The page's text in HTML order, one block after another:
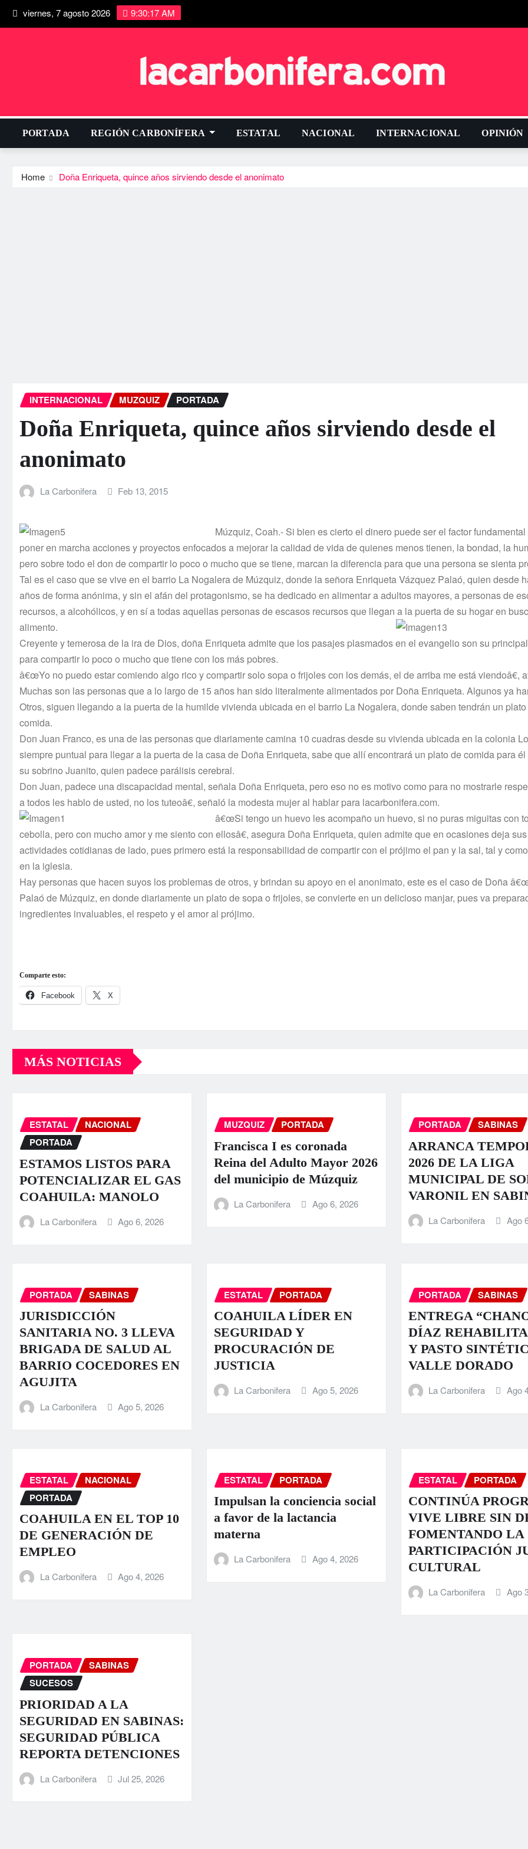
viernes, 7 agosto 2026 9:30:18 AM
PORTADA REGIÓN CARBONÍFERA ESTATAL NACIONAL INTERNACIONAL OPINIÓN
Home Doña Enriqueta, quince años sirviendo desde el anonimato
INTERNACIONAL MUZQUIZ PORTADA
Doña Enriqueta, quince años sirviendo desde el
anonimato
La Carbonifera Feb 13, 2015
Múzquiz, Coah.- Si bien es cierto el dinero puede ser el factor
poner en marcha acciones y proyectos enfocados a mejorar la calidad de vida de quienes menos tienen, la bondad, la
pero sobre todo el don de compartir lo poco o mucho que se tiene, marcan la diferencia para que una persona se sienta
Tal es el caso que se vive en el barrio La Nogalera de Múzquiz, donde la señora Enriqueta Vázquez Palaó, quien desde
años de forma anónima, y sin el afán del protagonismo, se ha dedicado en alimentar a adultos mayores, a personas de
recursos, a alcohólicos, y en sí­ a todas aquellas personas de escasos recursos que llegan a la puerta de su hogar en
alimento.
Creyente y temerosa de la ira de Dios, doña Enriqueta admite que los pasajes plasmados en el evangelio son su
para compartir lo poco o mucho que tiene con los más pobres.
â€œYo no puedo estar comiendo algo rico y compartir solo sopa o frijoles con los demás, el de arriba me está viendoâ€,
Muchas son las personas que a lo largo de 15 años han sido literalmente alimentados por Doña Enriqueta. Algunos ya
Otros, siguen llegando a la puerta de la humilde vivienda ubicada en el barrio La Nogalera, donde saben tendrán un
comida.
Don Juan Franco, es una de las personas que diariamente camina 10 cuadras desde su vivienda ubicada en la colonia
siempre puntual para llegar a la puerta de la casa de Doña Enriqueta, sabe que allí­ encontrará un plato de comida para
su sobrino Juanito, quien padece parálisis cerebral.
Don Juan, padece una discapacidad mental, señala Doña Enriqueta, pero eso no es motivo como para no mostrarle
a todos les hablo de usted, no los tuteoâ€, señaló la modesta mujer al hablar para lacarbonifera.com.
â€œSi tengo un huevo les acompaño un huevo, si no puras miguitas con
cebolla, pero con mucho amor y me siento con ellosâ€, asegura Doña Enriqueta, quien admite que en ocasiones deja sus
actividades cotidianas de lado, pues primero está la responsabilidad de compartir con el prójimo el pan y la sal, tal y
en la iglesia.
Hay personas que hacen suyos los problemas de otros, y brindan su apoyo en el anonimato, este es el caso de Doña
Palaó de Múzquiz, en donde diariamente un plato de sopa o frijoles, se convierte en un delicioso manjar, pues va
ingredientes invaluables, el respeto y el amor al prójimo.
Comparte esto:
Facebook X
MÁS NOTICIAS
ESTATAL
NACIONAL
PORTADA
ESTAMOS LISTOS PARA
POTENCIALIZAR EL GAS
COAHUILA: MANOLO
La Carbonifera Ago 6, 2026
MUZQUIZ PORTADA
Francisca I es coronada
Reina del Adulto Mayor 2026
del municipio de Múzquiz
La Carbonifera Ago 6, 2026
PORTADA SABINAS
ARRANCA
2026 DE LA LIGA
MUNICIPAL DE
VARONIL EN
La Carbonifera Ago
PORTADA SABINAS
JURISDICCIÓN
SANITARIA NO. 3 LLEVA
BRIGADA DE SALUD AL
BARRIO COCEDORES EN
AGUJITA
La Carbonifera Ago 5, 2026
ESTATAL PORTADA
COAHUILA LÍDER EN
SEGURIDAD Y
PROCURACIÓN DE
JUSTICIA
La Carbonifera Ago 5, 2026
PORTADA SABINAS
ENTREGA
DÍAZ
Y PASTO
VALLE DORADO
La Carbonifera Ago
ESTATAL
NACIONAL
PORTADA
COAHUILA EN EL TOP 10
DE GENERACIÓN DE
EMPLEO
La Carbonifera Ago 4, 2026
ESTATAL PORTADA
Impulsan la conciencia social
a favor de la lactancia
materna
La Carbonifera Ago 4, 2026
ESTATAL PORTADA
CONTINÚA
VIVE LIBRE SIN
FOMENTANDO LA
PARTICIPACIÓN
CULTURAL
La Carbonifera Ago
PORTADA
SABINAS
SUCESOS
PRIORIDAD A LA
SEGURIDAD EN SABINAS:
SEGURIDAD PÚBLICA
REPORTA DETENCIONES
La Carbonifera Jul 25, 2026